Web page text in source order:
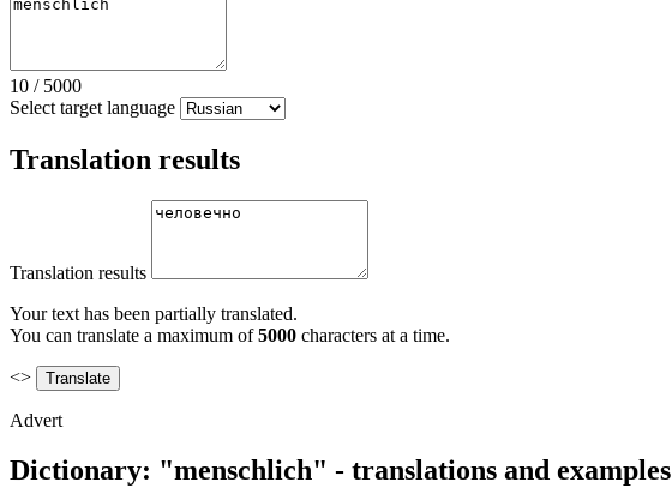
10 / 5000
Select target language
Translation results
Translation results
Your text has been partially translated.
You can translate a maximum of5000 characters at a time.
<>
Advert
Dictionary: "menschlich" - translations and examples